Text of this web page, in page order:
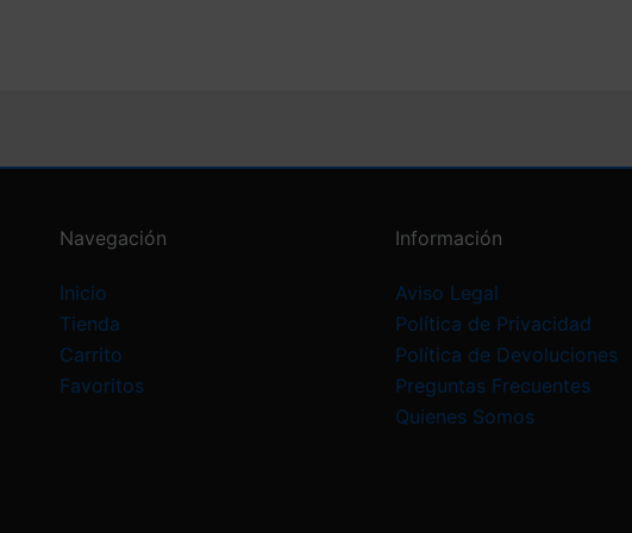
Navegación
Inicio
Tienda
Carrito
Favoritos
Información
Aviso Legal
Política de Privacidad
Política de Devoluciones
Preguntas Frecuentes
Quienes Somos